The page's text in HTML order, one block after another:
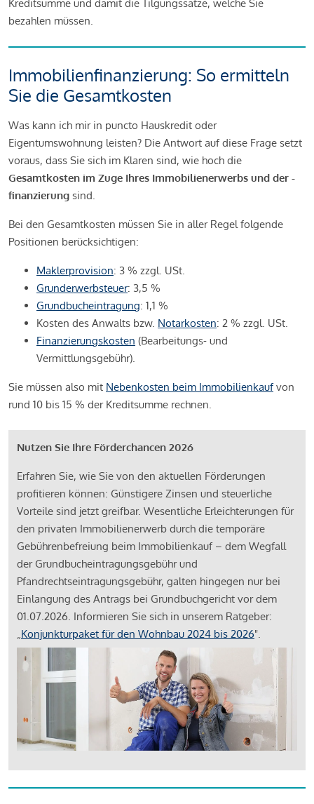
Kreditsumme und damit die Tilgungssätze, welche Sie
bezahlen müssen.
Immobilienfinanzierung: So ermitteln
Sie die Gesamtkosten
Was kann ich mir in puncto Hauskredit oder
Eigentumswohnung leisten? Die Antwort auf diese Frage setzt
voraus, dass Sie sich im Klaren sind, wie hoch die
Gesamtkosten im Zuge Ihres Immobilienerwerbs und der -
finanzierung sind.
Bei den Gesamtkosten müssen Sie in aller Regel folgende
Positionen berücksichtigen:
Maklerprovision: 3 % zzgl. USt.
Grunderwerbsteuer: 3,5 %
Grundbucheintragung: 1,1 %
Kosten des Anwalts bzw. Notarkosten: 2 % zzgl. USt.
Finanzierungskosten (Bearbeitungs- und
Vermittlungsgebühr).
Sie müssen also mit Nebenkosten beim Immobilienkaufvon
rund 10 bis 15 % der Kreditsumme rechnen.
Nutzen Sie Ihre Förderchancen 2026
Erfahren Sie, wie Sie von den aktuellen Förderungen
profitieren können: Günstigere Zinsen und steuerliche
Vorteile sind jetzt greifbar. Wesentliche Erleichterungen für
den privaten Immobilienerwerb durch die temporäre
Gebührenbefreiung beim Immobilienkauf – dem Wegfall
der Grundbucheintragungsgebühr und
Pfandrechtseintragungsgebühr, galten hingegen nur bei
Einlangung des Antrags bei Grundbuchgericht vor dem
01.07.2026. Informieren Sie sich in unserem Ratgeber:
„Konjunkturpaket für den Wohnbau 2024 bis 2026".